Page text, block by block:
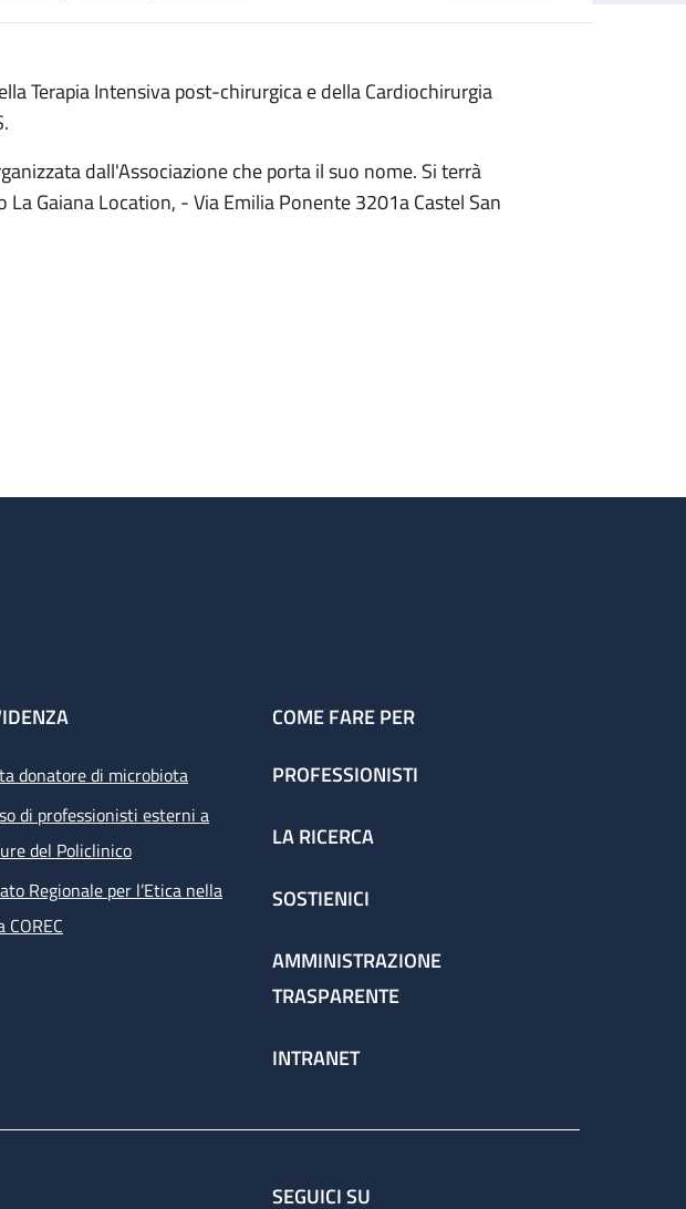
giugno
Terapia Intensiva post-chirurgica e della Cardiochirurgia
dall'Associazione che porta il suo nome. Si terrà
Gaiana Location, - Via Emilia Ponente 3201a Castel San
donatore di microbiota
di professionisti esterni a
del Policlinico
Regionale per l’Etica nella
COREC
COME FARE PER
PROFESSIONISTI
LA RICERCA
SOSTIENICI
AMMINISTRAZIONE
TRASPARENTE
INTRANET
SEGUICI SU